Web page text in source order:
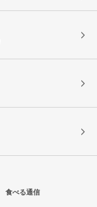
食べる通信